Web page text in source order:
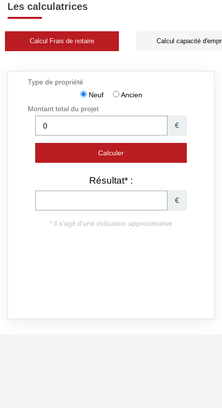
Les calculatrices
Calcul Frais de notaire Calcul capacité